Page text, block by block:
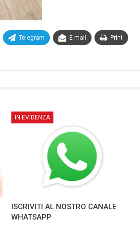
Telegram E-mail Print
IN EVIDENZA
ISCRIVITI AL NOSTRO CANALE
WHATSAPP